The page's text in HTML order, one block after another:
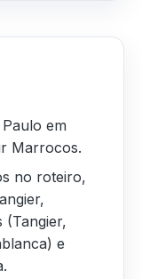
em
Marrocos.
no roteiro,
(Tangier,
e